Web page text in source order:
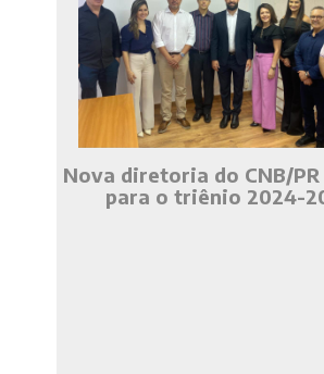
Nova diretoria do CNB/
para o triênio 2024-